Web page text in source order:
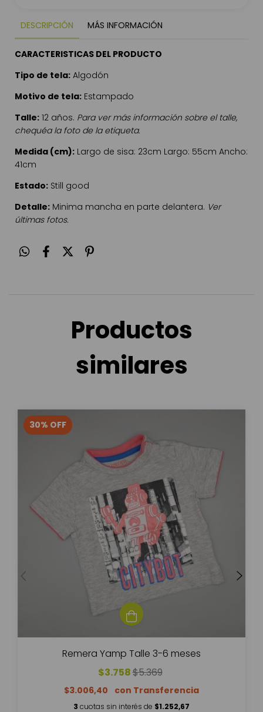
DESCRIPCIÓN MÁS INFORMACIÓN
CARACTERISTICAS DEL PRODUCTO
Tipo de tela: Algodón
Motivo de tela: Estampado
Talle: 12 años. Para ver más información sobre el talle,
chequéa la foto de la etiqueta.
Medida (cm): Largo de sisa: 23cm Largo: 55cm Ancho:
41cm
Estado: Still good
Detalle: Minima mancha en parte delantera. Ver
últimas fotos.
Productos
similares
30% OFF
Remera Yamp Talle 3-6 meses
$3.758$5.369
$3.006,40
3 cuotas sin interés de $1.252,67